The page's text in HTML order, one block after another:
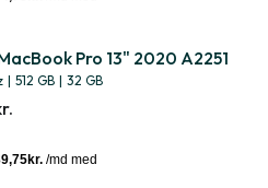
Pro 13" 2020 A2251
| 512 GB | 32 GB